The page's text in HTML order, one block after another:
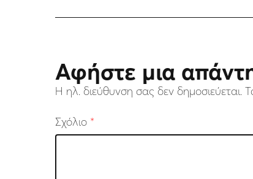
Αφήστε μια
Η ηλ. διεύθυνση σας δεν δημοσιεύεται.
Σχόλιο *